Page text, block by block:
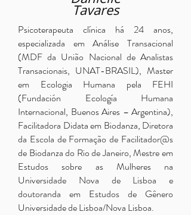
Tavares
Psicoterapeuta clínica há 24 anos,
especializada em Análise Transacional
(MDF da União Nacional de Analistas
Transacionais, UNAT-BRASIL), Master
em Ecologia Humana pela FEHI
(Fundación Ecología Humana
Internacional, Buenos Aires – Argentina),
Facilitadora Didata em Biodanza, Diretora
da Escola de Formação de Facilitador@s
de Biodanza do Rio de Janeiro, Mestre em
Estudos sobre as Mulheres na
Universidade Nova de Lisboa e
doutoranda em Estudos de Gênero
Universidade de Lisboa/Nova Lisboa.